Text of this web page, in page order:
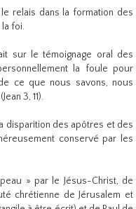
relais dans la formation des
foi.
sur le témoignage oral des
la foule pour
ce que nous savons, nous
3, 11).
disparition des apôtres et des
conservé par les
» par le Jésus-Christ, de
chrétienne de Jérusalem et